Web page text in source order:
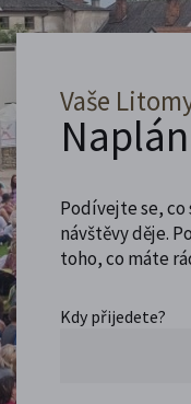
Vaše
Podívejte se, co
návštěvy děje.
toho, co máte
Kdy přijedete?